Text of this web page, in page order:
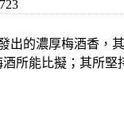
出的濃厚梅酒香，
所能比擬；其所堅